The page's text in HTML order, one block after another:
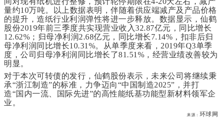
量约10万吨。以上数据表明，伴随着供应端减产及产品价格
的提升，造纸行业利润弹性将进一步释放。数据显示，仙鹤
股份2019年前三季度共实现营业收入32.87亿元，同比增长
12.62%；归母净利润2.68亿元，同比增长7.14%，扣非后归
母净利润同比增长10.31%。从单季度来看，2019年Q3单季
度，公司归母净利润同比增长了81.51%，经营业绩改善较为
明显。
对于本次可转债的发行，仙鹤股份表示，未来公司将继续秉
承“浙江制造”的标准，力争迈向“中国制造2025”，并打
造“国内一流、国际先进”的高性能纸基功能型新材料领军企
业。
来源： 环球网